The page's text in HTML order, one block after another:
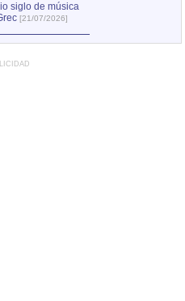
siglo de música
[21/07/2026]